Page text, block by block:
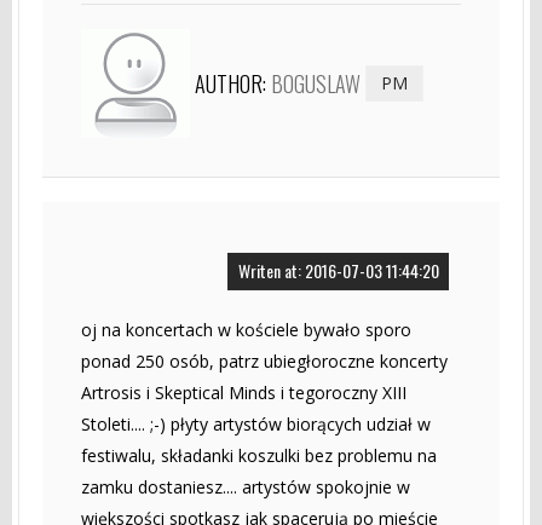
AUTHOR: BOGUSLAW PM
Writen at: 2016-07-03 11:44:20
oj na koncertach w kościele bywało sporo
ponad 250 osób, patrz ubiegłoroczne koncerty
Artrosis i Skeptical Minds i tegoroczny XIII
Stoleti.... ;-) płyty artystów biorących udział w
festiwalu, składanki koszulki bez problemu na
zamku dostaniesz.... artystów spokojnie w
większości spotkasz jak spacerują po mieście